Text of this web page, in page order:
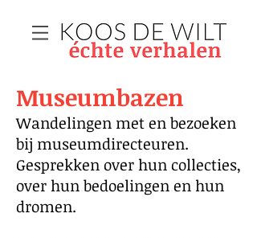
Museumbazen
Wandelingen met en bezoeken
bij museumdirecteuren.
Gesprekken over hun collecties,
over hun bedoelingen en hun
dromen.